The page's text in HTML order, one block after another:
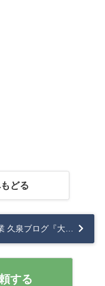
どる
する